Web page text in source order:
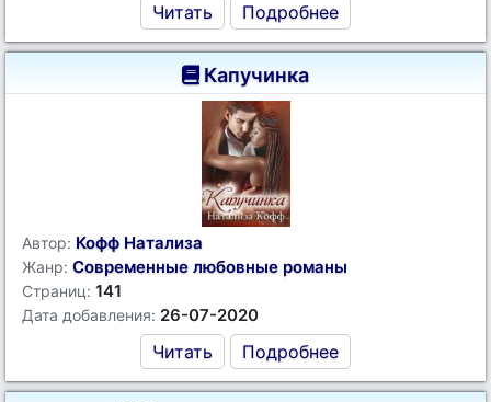
Читать Подробнее
Капучинка
Автор: Кофф Натализа
Жанр: Современные любовные романы
Страниц: 141
Дата добавления: 26-07-2020
Читать Подробнее